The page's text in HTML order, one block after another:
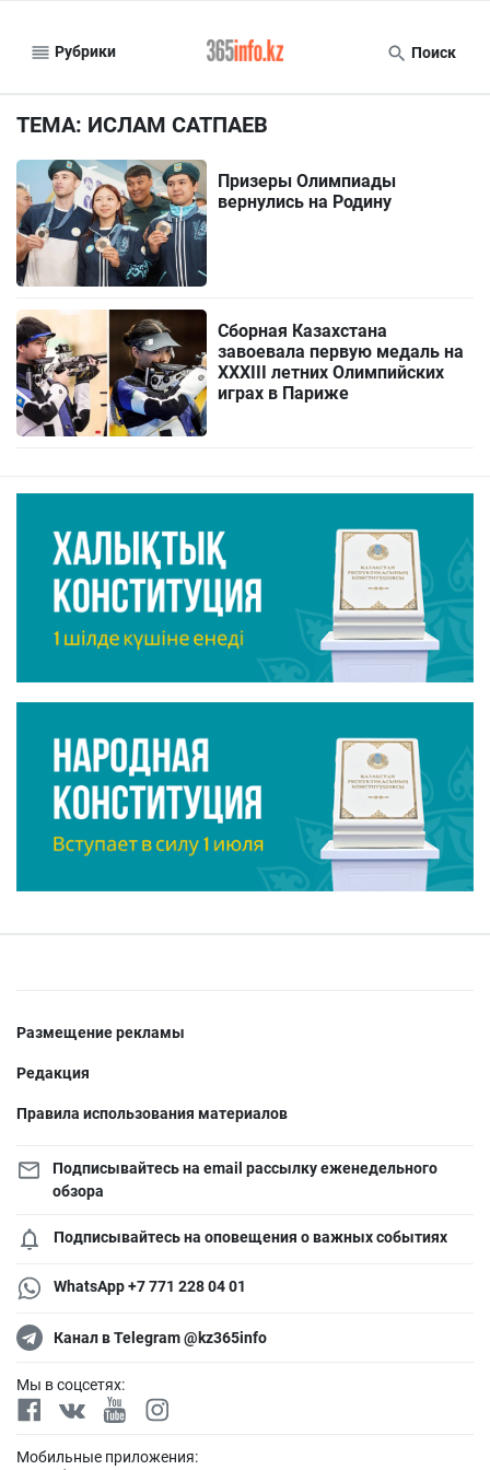
Рубрики Поиск
ТЕМА: ИСЛАМ САТПАЕВ
Призеры Олимпиады
вернулись на Родину
Сборная Казахстана
завоевала первую медаль на
XXXIII летних Олимпийских
играх в Париже
Размещение рекламы
Редакция
Правила использования материалов
Подписывайтесь на email рассылку еженедельного
обзора
Подписывайтесь на оповещения о важных событиях
WhatsApp +7 771 228 04 01
Канал в Telegram @kz365info
Мы в соцсетях:
Мобильные приложения: